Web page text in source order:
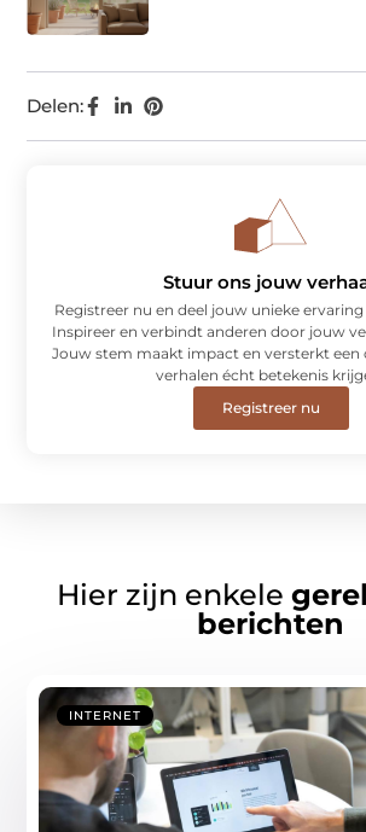
Delen:
Stuur ons jouw
Registreer nu en deel jouw unieke
Inspireer en verbindt anderen door jouw
Jouw stem maakt impact en versterkt
verhalen écht betekenis
Registreer nu
Hier zijn enkele
berichten
INTERNET